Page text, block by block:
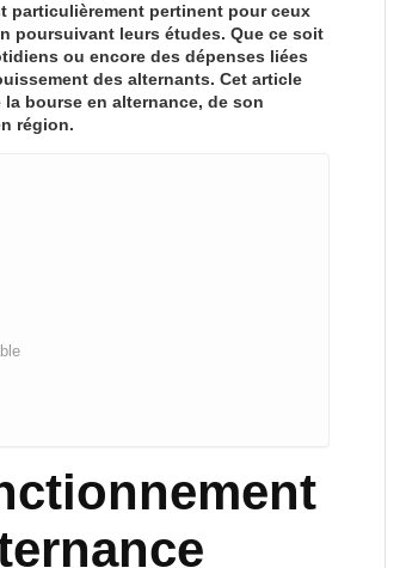
particulièrement pertinent pour ceux
poursuivant leurs études. Que ce soit
ou encore des dépenses liées
des alternants. Cet article
bourse en alternance, de son
région.